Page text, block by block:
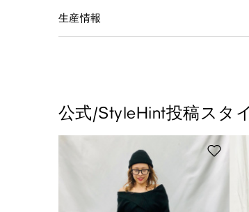
生産情報
公式/StyleHint投稿スタ